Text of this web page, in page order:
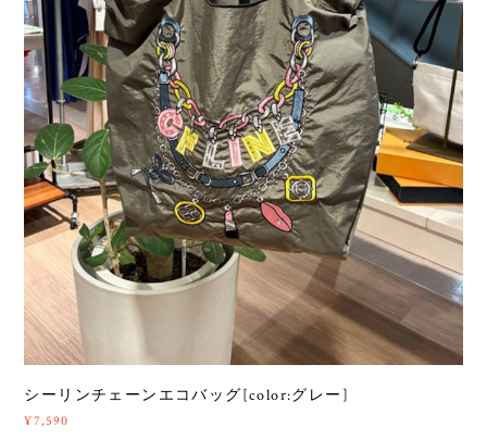
シーリンチェーンエコバッグ[color:グレー]
¥7,590